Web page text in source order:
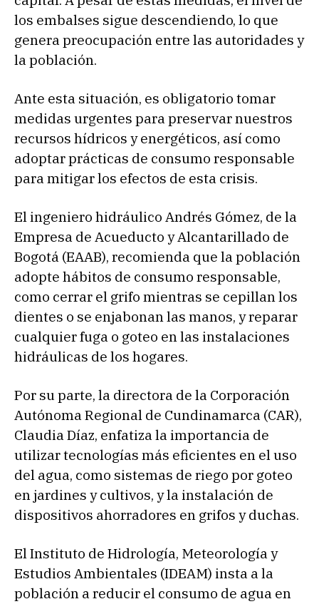
los embalses sigue descendiendo, lo que
genera preocupación entre las autoridades y
la población.
Ante esta situación, es obligatorio tomar
medidas urgentes para preservar nuestros
recursos hídricos y energéticos, así como
adoptar prácticas de consumo responsable
para mitigar los efectos de esta crisis.
El ingeniero hidráulico Andrés Gómez, de la
Empresa de Acueducto y Alcantarillado de
Bogotá (EAAB), recomienda que la población
adopte hábitos de consumo responsable,
como cerrar el grifo mientras se cepillan los
dientes o se enjabonan las manos, y reparar
cualquier fuga o goteo en las instalaciones
hidráulicas de los hogares.
Por su parte, la directora de la Corporación
Autónoma Regional de Cundinamarca (CAR),
Claudia Díaz, enfatiza la importancia de
utilizar tecnologías más eficientes en el uso
del agua, como sistemas de riego por goteo
en jardines y cultivos, y la instalación de
dispositivos ahorradores en grifos y duchas.
El Instituto de Hidrología, Meteorología y
Estudios Ambientales (IDEAM) insta a la
población a reducir el consumo de agua en